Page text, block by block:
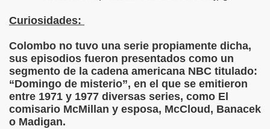
Curiosidades:
Colombo no tuvo una serie propiamente dicha,
sus episodios fueron presentados como un
segmento de la cadena americana NBC titulado:
“Domingo de misterio”, en el que se emitieron
entre 1971 y 1977 diversas series, como El
comisario McMillan y esposa, McCloud, Banacek
o Madigan.